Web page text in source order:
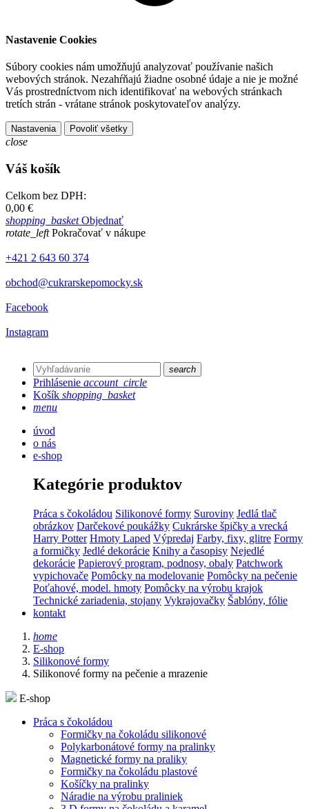
Nastavenie Cookies
Súbory cookies nám umožňujú analyzovať používanie našich
webových stránok. Nezahŕňajú žiadne osobné údaje a nie je možné
Vás prostredníctvom nich identifikovať na webových stránkach
tretích strán - vrátane stránok poskytovateľov analýzy.
Nastavenia Povoliť všetky
close
Váš košík
Celkom bez DPH:
0,00 €
shopping_basketObjednať
rotate_leftPokračovať v nákupe
+421 2 643 60 374
obchod@cukrarskepomocky.sk
Facebook
Instagram
search
Prihlásenie account_circle
Košík shopping_basket
menu
úvod
o nás
e-shop
Kategórie produktov
Práca s čokoládou Silikonové formy Suroviny Jedlá tlač
obrázkov Darčekové poukážky Cukrárske špičky a vrecká
Harry Potter Hmoty Laped Výpredaj Farby, fixy, glitre Formy
a formičky Jedlé dekorácie Knihy a časopisy Nejedlé
dekorácie Papierový program, podnosy, obaly Patchwork
vypichovače Pomôcky na modelovanie Pomôcky na pečenie
Poťahové, model. hmoty Pomôcky na výrobu krajok
Technické zariadenia, stojany Vykrajovačky Šablóny, fólie
kontakt
home
E-shop
Silikonové formy
Silikonové formy na pečenie a mrazenie
E-shop
Práca s čokoládou
Formičky na čokoládu silikonové
Polykarbonátové formy na pralinky
Magnetické formy na praliky
Formičky na čokoládu plastové
Košíčky na pralinky
Náradie na výrobu praliniek